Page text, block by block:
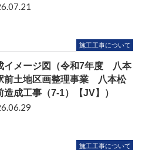
施工工事について
イメージ図（令和7年度 八本
前土地区画整理事業 八本松
造成工事（7-1）【JV】）
施工工事について